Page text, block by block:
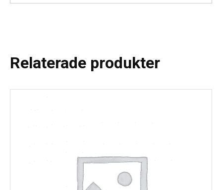
Relaterade produkter